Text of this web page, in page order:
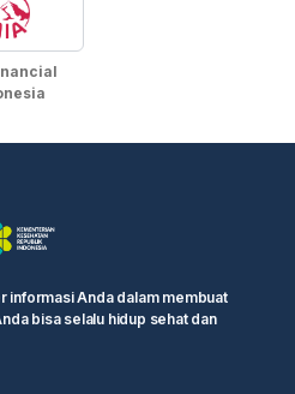
informasi Anda dalam membuat
bisa selalu hidup sehat dan